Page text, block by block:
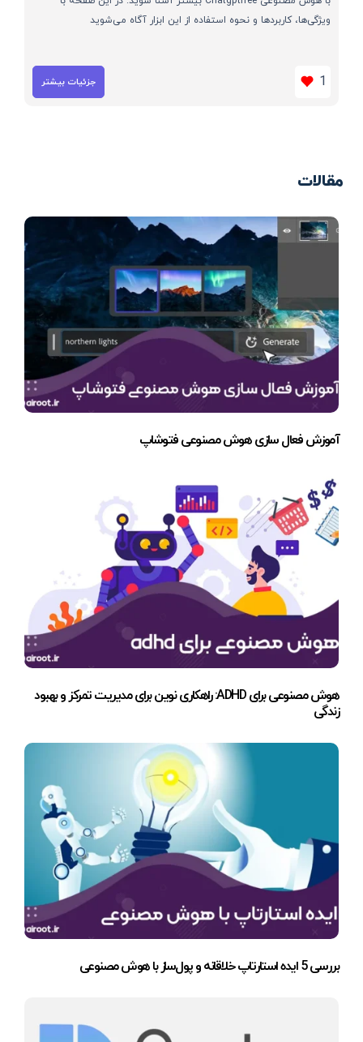
ویژگی‌ها، کاربردها و نحوه استفاده از این ابزار آگاه می‌شوید
1 جزئیات بیشتر
مقالات
آموزش فعال سازی هوش مصنوعی فتوشاپ
هوش مصنوعی برای ADHD: راهکاری نوین برای مدیریت تمرکز و بهبود
زندگی
بررسی 5 ایده استارتاپ خلاقانه و پول‌ساز با هوش مصنوعی